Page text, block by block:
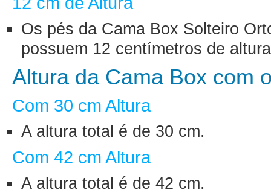
Os pés da Cama Box Solteiro
possuem 12 centímetros de
Altura da Cama Box com
Com 30 cm Altura
A altura total é de 30 cm.
Com 42 cm Altura
A altura total é de 42 cm.